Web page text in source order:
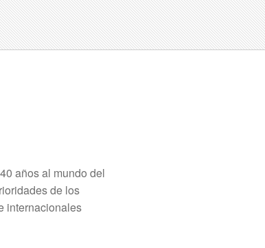
años al mundo del
de los
internacionales